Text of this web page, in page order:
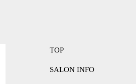
TOP
SALON INFO